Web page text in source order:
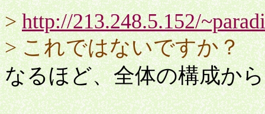
>http://213.248.5.152/
> これではないですか？
なるほど、全体の構成か